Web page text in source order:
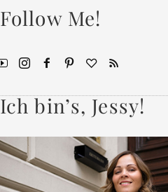
Follow Me!
Ich bin’s, Jessy!